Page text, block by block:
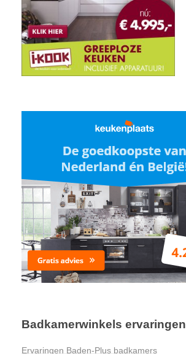
Badkamerwinkels ervaringen
Ervaringen Baden-Plus badkamers